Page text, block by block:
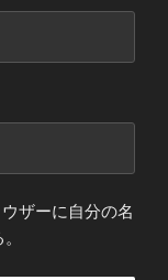
ザーに自分の名